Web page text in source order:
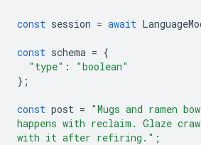
const session = await
const schema = {
"type" :
"boolean"
};
const post = "Mugs and ramen
happens with reclaim. Glaze
with it after refiring." ;